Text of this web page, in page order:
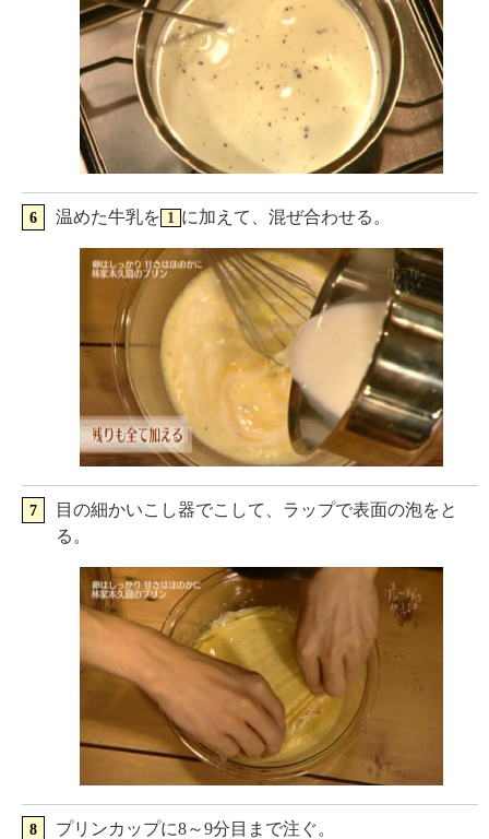
温めた牛乳を 1 に加えて、混ぜ合わせる。
目の細かいこし器でこして、ラップで表面の泡をと
る。
プリンカップに8～9分目まで注ぐ。